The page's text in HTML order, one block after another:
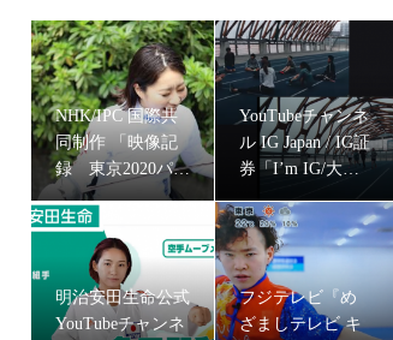
フジテレビ『めざましテレビ キラビト』にセパタ
NHK/IPC 国際共
同制作 「映像記
録 東京2020パラ
リンピック」に車
いすフェンシン
グ・河合紫乃選手
が出演
YouTubeチャンネ
ル IG Japan / IG証
券「I’m IG/大迫
ラインスケー
ト・戸取大樹,ウ
ルトラランナー
みゃこ、薬剤師
ランナーなっち
明治安田生命公式
YouTubeチャンネ
フジテレビ『め
ざましテレビ キ